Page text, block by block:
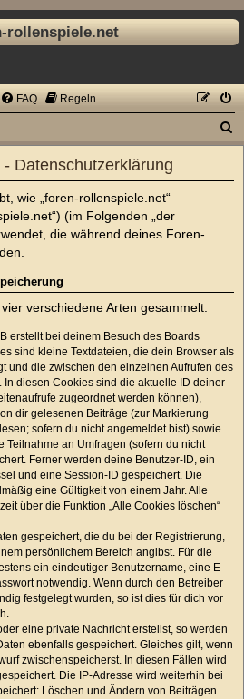
rollenspiele.net
FAQ Regeln
Datenschutzerklärung
wie „foren-rollenspiele.net“
(im Folgenden „der
die während deines Foren-
verschiedene Arten gesammelt:
erstellt bei deinem Besuch des Boards
sind kleine Textdateien, die dein Browser als
und die zwischen den einzelnen Aufrufen des
In diesen Cookies sind die aktuelle ID deiner
zugeordnet werden können),
dir gelesenen Beiträge (zur Markierung
sofern du nicht angemeldet bist) sowie
Teilnahme an Umfragen (sofern du nicht
Ferner werden deine Benutzer-ID, ein
und eine Session-ID gespeichert. Die
eine Gültigkeit von einem Jahr. Alle
über die Funktion „Alle Cookies löschen“
gespeichert, die du bei der Registrierung,
persönlichem Bereich angibst. Für die
ein eindeutiger Benutzername, eine E-
notwendig. Wenn durch den Betreiber
festgelegt wurden, so ist dies für dich vor
eine private Nachricht erstellst, so werden
ebenfalls gespeichert. Gleiches gilt, wenn
zwischenspeicherst. In diesen Fällen wird
Die IP-Adresse wird weiterhin bei
Löschen und Ändern von Beiträgen